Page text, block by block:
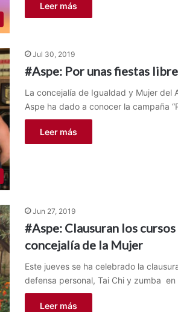
Leer más
Jul 30, 2019
#Aspe: Por unas fiestas
La concejalía de Igualdad y Mujer del
Aspe ha dado a conocer la campaña
Leer más
Jun 27, 2019
#Aspe: Clausuran los cursos
concejalía de la Mujer
Este jueves se ha celebrado la
defensa personal, Tai Chi y zumba
Leer más